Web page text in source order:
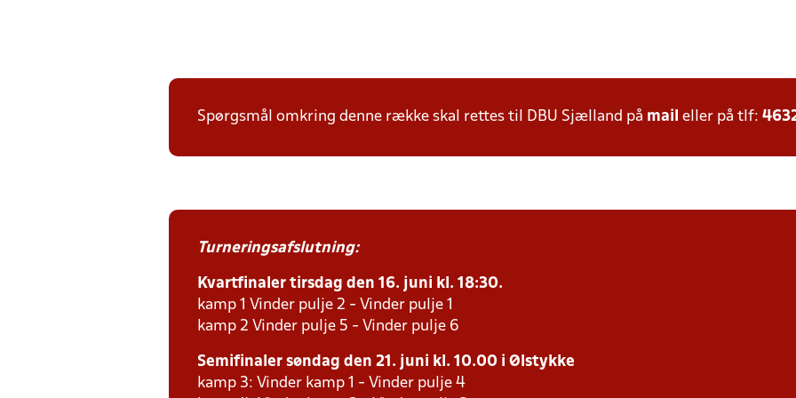
Spørgsmål omkring denne række skal rettes til DBU Sjælland på mail eller på tlf:
Turneringsafslutning:
Kvartfinaler tirsdag den 16. juni kl. 18:30.
kamp 1 Vinder pulje 2 - Vinder pulje 1
kamp 2 Vinder pulje 5 - Vinder pulje 6
Semifinaler søndag den 21. juni kl. 10.00 i Ølstykke
kamp 3: Vinder kamp 1 - Vinder pulje 4